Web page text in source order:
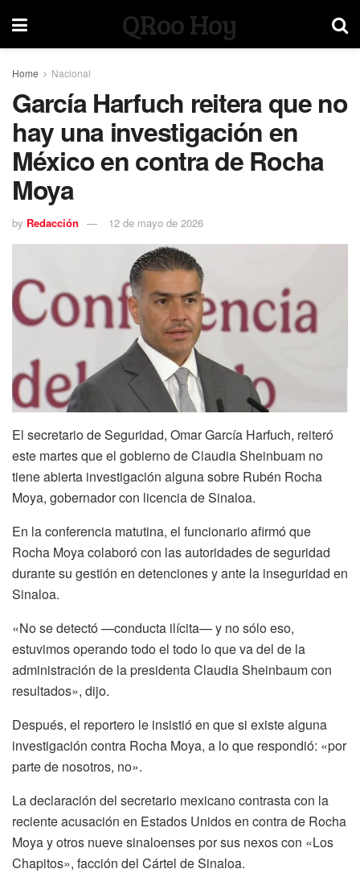
QRoo Hoy
Home Nacional
García Harfuch reitera que no
hay una investigación en
México en contra de Rocha
Moya
by Redacción 12 de mayo de 2026
El secretario de Seguridad, Omar García Harfuch, reiteró
este martes que el gobierno de Claudia Sheinbuam no
tiene abierta investigación alguna sobre Rubén Rocha
Moya, gobernador con licencia de Sinaloa.
En la conferencia matutina, el funcionario afirmó que
Rocha Moya colaboró con las autoridades de seguridad
durante su gestión en detenciones y ante la inseguridad en
Sinaloa.
«No se detectó —conducta ilícita— y no sólo eso,
estuvimos operando todo el todo lo que va del de la
administración de la presidenta Claudia Sheinbaum con
resultados», dijo.
Después, el reportero le insistió en que si existe alguna
investigación contra Rocha Moya, a lo que respondió: «por
parte de nosotros, no».
La declaración del secretario mexicano contrasta con la
reciente acusación en Estados Unidos en contra de Rocha
Moya y otros nueve sinaloenses por sus nexos con «Los
Chapitos», facción del Cártel de Sinaloa.